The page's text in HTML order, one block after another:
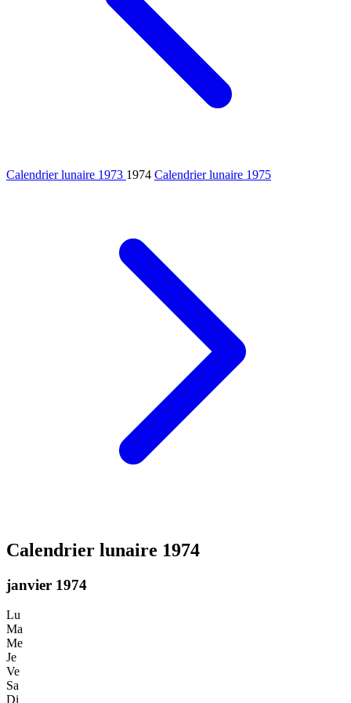
Calendrier lunaire 1973 1974 Calendrier lunaire 1975
Calendrier lunaire 1974
janvier 1974
Lu
Ma
Me
Je
Ve
Sa
Di